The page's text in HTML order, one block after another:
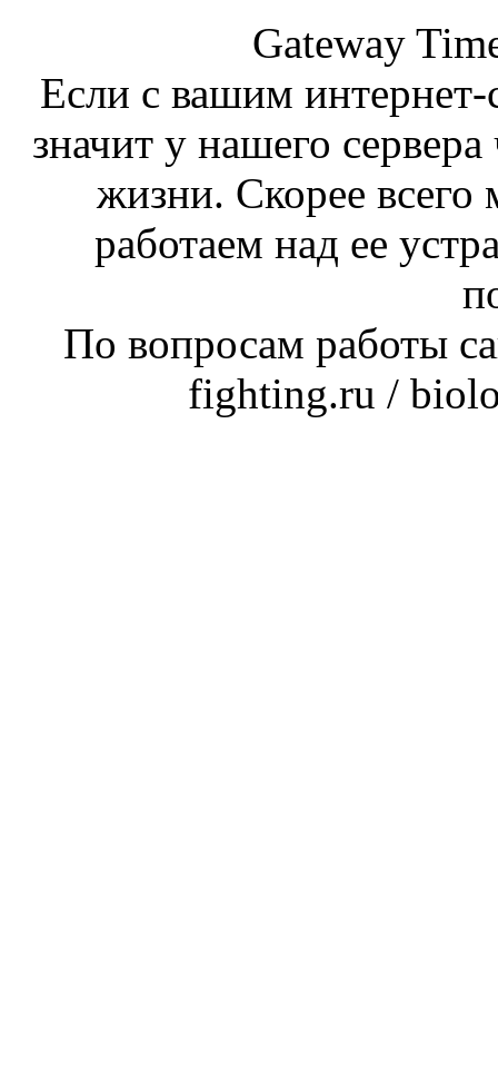
Gateway
Если с вашим интернет-
значит у нашего
жизни. Скорее
работаем над ее
По вопросам работы
fighting.ru /